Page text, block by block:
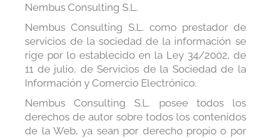
Nembus Consulting S.L.
Nembus Consulting S.L. como prestador de
servicios de la sociedad de la información se
rige por lo establecido en la Ley 34/2002, de
11 de julio, de Servicios de la Sociedad de la
Información y Comercio Electrónico.
Nembus Consulting S.L. posee todos los
derechos de autor sobre todos los contenidos
de la Web, ya sean por derecho propio o por